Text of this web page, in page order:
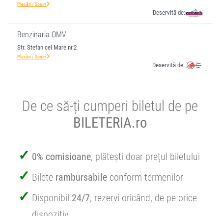
Plecări / Sosiri
Deservită de:
Benzinaria OMV
Str. Stefan cel Mare nr.2
Plecări / Sosiri
Deservită de:
De ce să-ți cumperi biletul de pe
BILETERIA.ro
0% comisioane, plătești doar prețul biletului
Bilete rambursabile conform termenilor
Disponibil 24/7, rezervi oricând, de pe orice